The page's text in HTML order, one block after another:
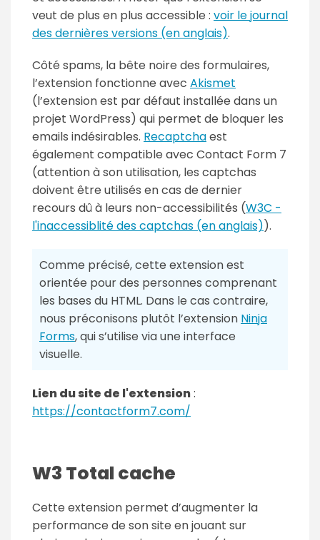
veut de plus en plus accessible : voir le journal
des dernières versions (en anglais).
Côté spams, la bête noire des formulaires,
l’extension fonctionne avec Akismet
(l’extension est par défaut installée dans un
projet WordPress) qui permet de bloquer les
emails indésirables. Recaptchaest
également compatible avec Contact Form 7
(attention à son utilisation, les captchas
doivent être utilisés en cas de dernier
recours dû à leurs non-accessibilités (W3C -
l'inaccessiblité des captchas (en anglais)).
Comme précisé, cette extension est
orientée pour des personnes comprenant
les bases du HTML. Dans le cas contraire,
nous préconisons plutôt l’extension Ninja
Forms, qui s’utilise via une interface
visuelle.
Lien du site de l'extension:
https://contactform7.com/
W3 Total cache
Cette extension permet d’augmenter la
performance de son site en jouant sur